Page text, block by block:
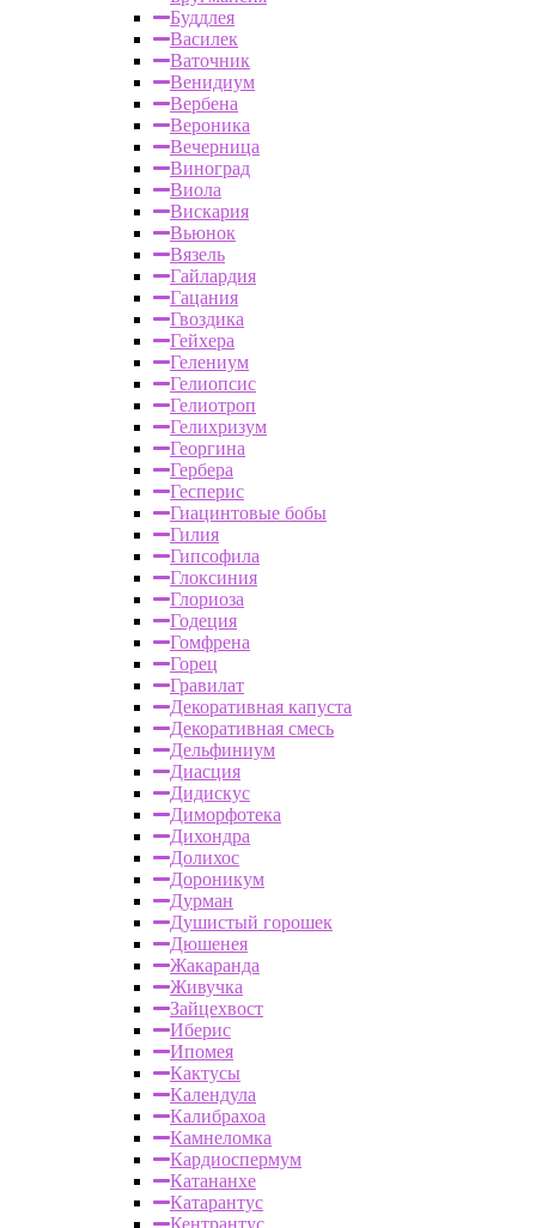
Буддлея
Василек
Ваточник
Венидиум
Вербена
Вероника
Вечерница
Виноград
Виола
Вискария
Вьюнок
Вязель
Гайлардия
Гацания
Гвоздика
Гейхера
Гелениум
Гелиопсис
Гелиотроп
Гелихризум
Георгина
Гербера
Гесперис
Гиацинтовые бобы
Гилия
Гипсофила
Глоксиния
Глориоза
Годеция
Гомфрена
Горец
Гравилат
Декоративная капуста
Декоративная смесь
Дельфиниум
Диасция
Дидискус
Диморфотека
Дихондра
Долихос
Дороникум
Дурман
Душистый горошек
Дюшенея
Жакаранда
Живучка
Зайцехвост
Иберис
Ипомея
Кактусы
Календула
Калибрахоа
Камнеломка
Кардиоспермум
Катананхе
Катарантус
Кентрантус